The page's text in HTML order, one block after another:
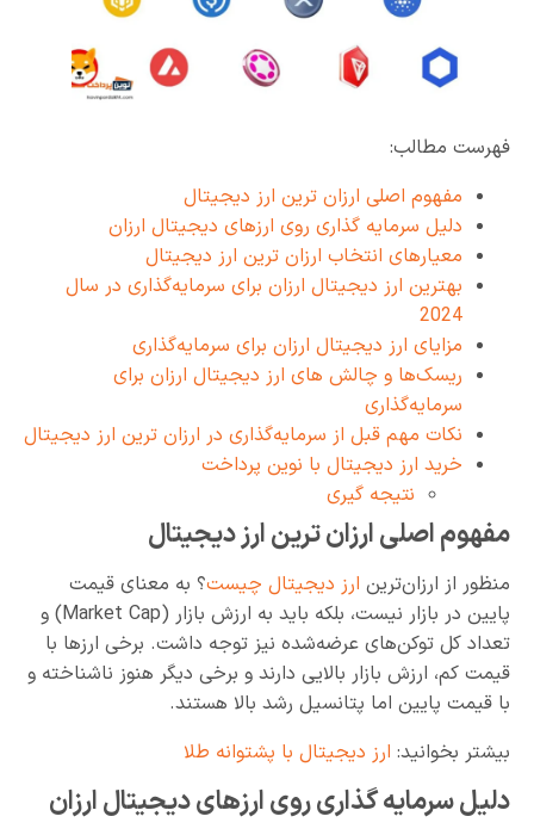
فهرست مطالب:
مفهوم اصلی ارزان ترین ارز دیجیتال
دلیل سرمایه گذاری روی ارزهای دیجیتال ارزان
معیارهای انتخاب ارزان ترین ارز دیجیتال
بهترین ارز دیجیتال ارزان برای سرمایه‌گذاری در سال
2024
مزایای ارز دیجیتال ارزان برای سرمایه‌گذاری
ریسک‌ها و چالش های ارز دیجیتال ارزان برای
سرمایه‌گذاری
نکات مهم قبل از سرمایه‌گذاری در ارزان ترین ارز دیجیتال
خرید ارز دیجیتال با نوین پرداخت
نتیجه گیری
مفهوم اصلی ارزان ترین ارز دیجیتال
منظور از ارزان‌ترین ارز دیجیتال چیست؟ به معنای قیمت
پایین در بازار نیست، بلکه باید به ارزش بازار (Market Cap) و
تعداد کل توکن‌های عرضه‌شده نیز توجه داشت. برخی ارزها با
قیمت کم، ارزش بازار بالایی دارند و برخی دیگر هنوز ناشناخته و
با قیمت پایین اما پتانسیل رشد بالا هستند.
بیشتر بخوانید: ارز دیجیتال با پشتوانه طلا
دلیل سرمایه گذاری روی ارزهای دیجیتال ارزان